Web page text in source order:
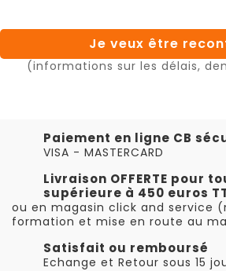
Je veux être
(informations sur les délais,
Paiement en ligne CB
VISA - MASTERCARD
Livraison OFFERTE pour
supérieure à 450 euros
ou en magasin click and service
formation et mise en route au
Satisfait ou remboursé
Echange et Retour sous 15